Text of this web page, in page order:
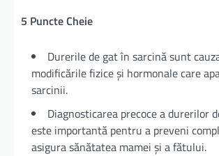
5 Puncte Cheie
Durerile de gat în sarcină sunt
modificările fizice și hormonale care
sarcinii.
Diagnosticarea precoce a durerilor
este importantă pentru a preveni
asigura sănătatea mamei și a fătului.